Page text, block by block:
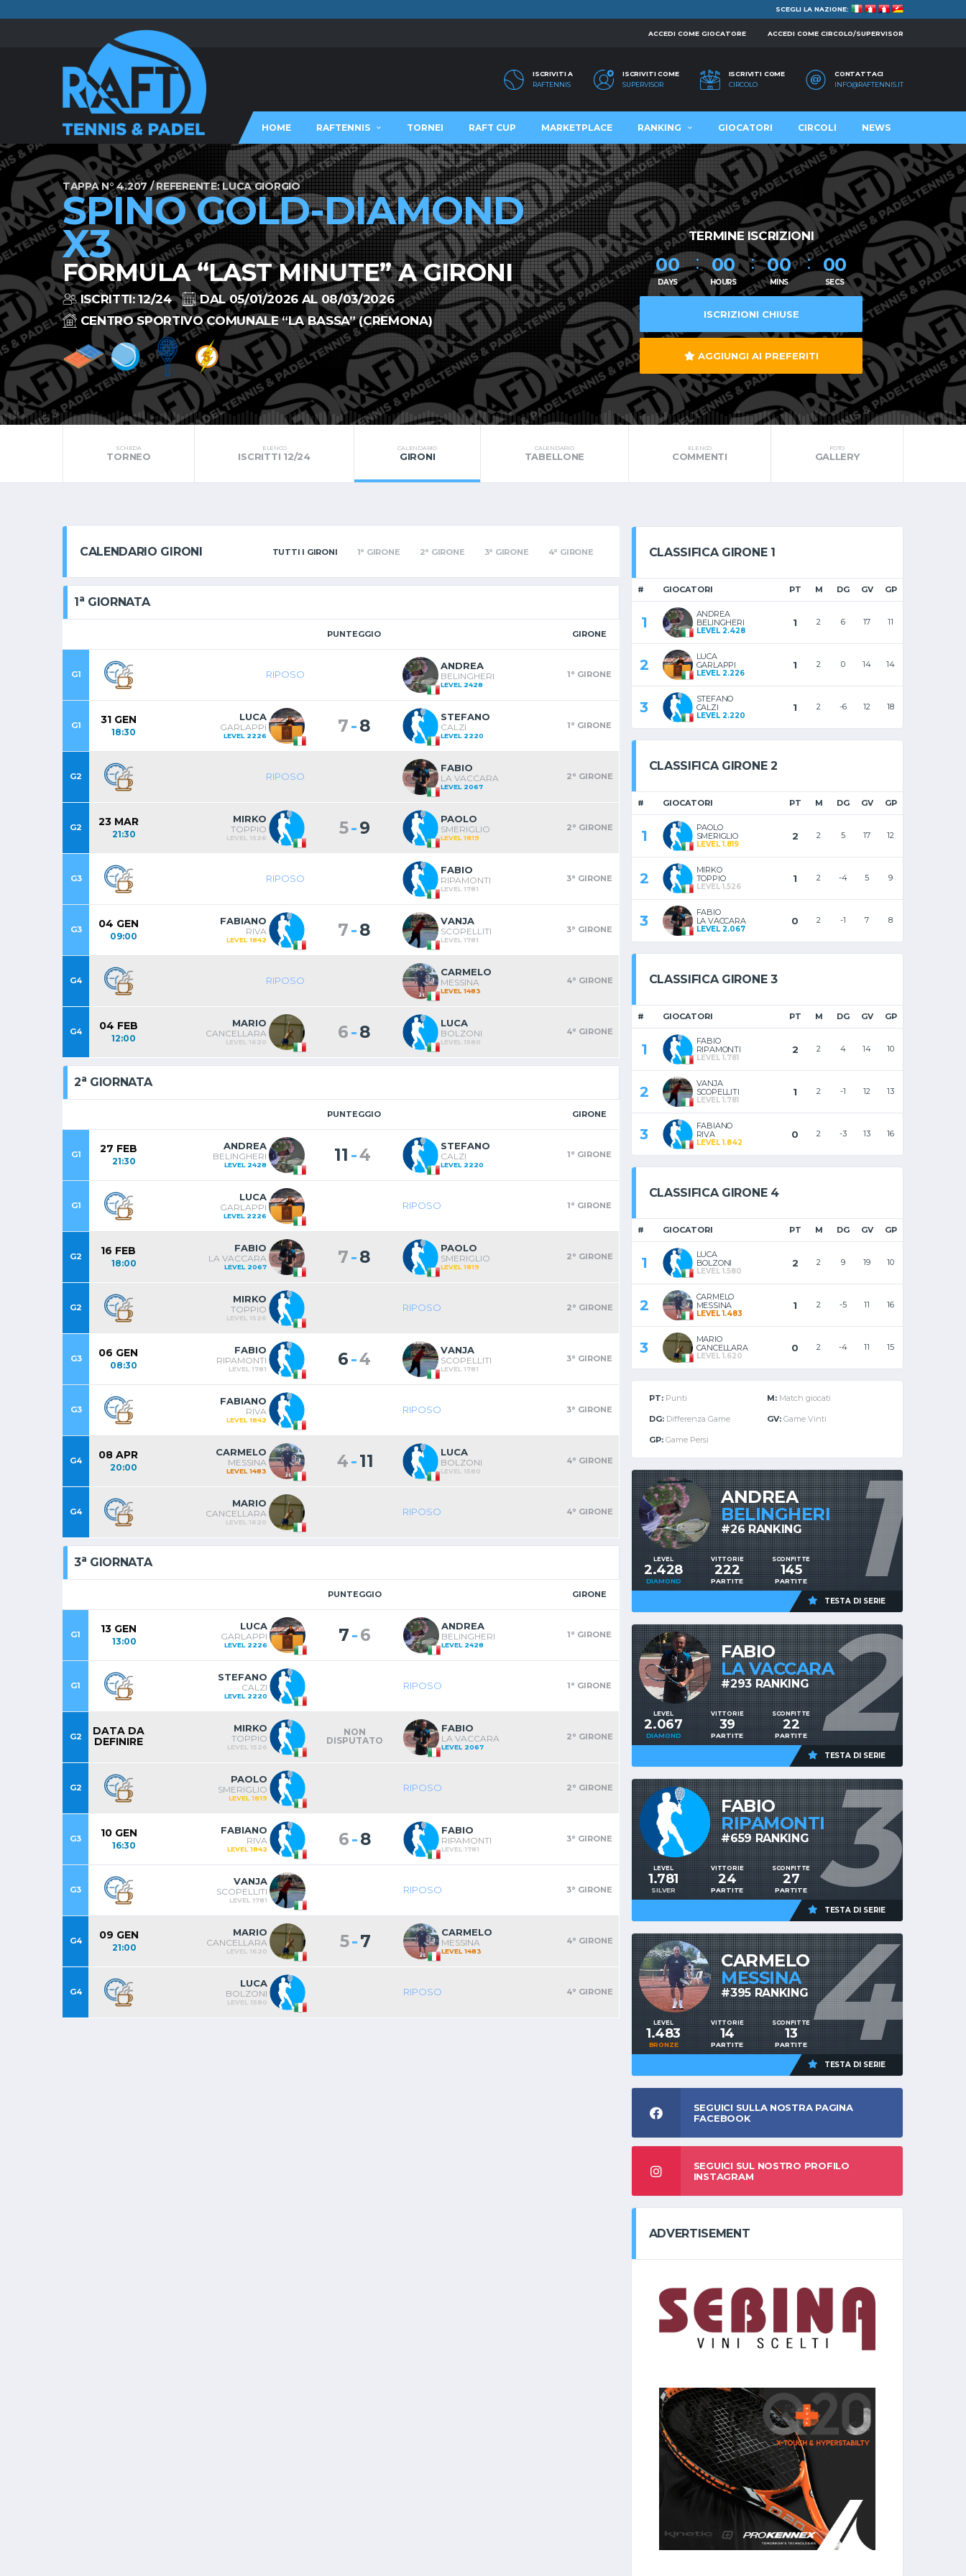
SCEGLI LA NAZIONE:
ACCEDI COME GIOCATORE ACCEDI COME CIRCOLO/SUPERVISOR
ISCRIVITI A
RAFTENNIS
ISCRIVITI COME
SUPERVISOR
ISCRIVITI COME
CIRCOLO
CONTATTACI
INFO@RAFTENNIS.IT
HOME RAFTENNIS TORNEI RAFT CUP MARKETPLACE RANKING GIOCATORI CIRCOLI NEWS
TAPPA N° 4.207 / REFERENTE: LUCA GIORGIO
SPINO GOLD-DIAMOND
X3
FORMULA “LAST MINUTE” A GIRONI
ISCRITTI: 12/24
DAL 05/01/2026 AL 08/03/2026
CENTRO SPORTIVO COMUNALE “LA BASSA” (CREMONA)
TERMINE ISCRIZIONI
00
DAYS
00
HOURS
00
MINS
00
SECS
ISCRIZIONI CHIUSE
AGGIUNGI AI PREFERITI
SCHEDA
TORNEO
ELENCO
ISCRITTI 12/24
CALENDARIO
GIRONI
CALENDARIO
TABELLONE
ELENCO
COMMENTI
FOTO
GALLERY
CALENDARIO GIRONI TUTTI I GIRONI 1° GIRONE 2° GIRONE 3° GIRONE 4° GIRONE
1a GIORNATA
PUNTEGGIO GIRONE
G1 RIPOSO
ANDREA
BELINGHERI
LEVEL 2428
1° GIRONE
G1 31 GEN
18:30
LUCA
GARLAPPI
LEVEL 2226 7-8 STEFANO
CALZI
LEVEL 2220
1° GIRONE
G2 RIPOSO
FABIO
LA VACCARA
LEVEL 2067
2° GIRONE
G2 23 MAR
21:30
MIRKO
TOPPIO
LEVEL 1526 5-9 PAOLO
SMERIGLIO
LEVEL 1819
2° GIRONE
G3 RIPOSO
FABIO
RIPAMONTI
LEVEL 1781
3° GIRONE
G3 04 GEN
09:00
FABIANO
RIVA
LEVEL 1842 7-8 VANJA
SCOPELLITI
LEVEL 1781
3° GIRONE
G4 RIPOSO
CARMELO
MESSINA
LEVEL 1483
4° GIRONE
G4 04 FEB
12:00
MARIO
CANCELLARA
LEVEL 1620 6-8 LUCA
BOLZONI
LEVEL 1580
4° GIRONE
2a GIORNATA
PUNTEGGIO GIRONE
G1 27 FEB
21:30
ANDREA
BELINGHERI
LEVEL 2428 11 -4 STEFANO
CALZI
LEVEL 2220
1° GIRONE
G1
LUCA
GARLAPPI
LEVEL 2226
RIPOSO 1° GIRONE
G2 16 FEB
18:00
FABIO
LA VACCARA
LEVEL 2067 7-8 PAOLO
SMERIGLIO
LEVEL 1819
2° GIRONE
G2
MIRKO
TOPPIO
LEVEL 1526
RIPOSO 2° GIRONE
G3 06 GEN
08:30
FABIO
RIPAMONTI
LEVEL 1781 6-4 VANJA
SCOPELLITI
LEVEL 1781
3° GIRONE
G3
FABIANO
RIVA
LEVEL 1842
RIPOSO 3° GIRONE
G4 08 APR
20:00
CARMELO
MESSINA
LEVEL 1483 4-11 LUCA
BOLZONI
LEVEL 1580
4° GIRONE
G4
MARIO
CANCELLARA
LEVEL 1620
RIPOSO 4° GIRONE
3a GIORNATA
PUNTEGGIO GIRONE
G1 13 GEN
13:00
LUCA
GARLAPPI
LEVEL 2226 7-6 ANDREA
BELINGHERI
LEVEL 2428
1° GIRONE
G1
STEFANO
CALZI
LEVEL 2220
RIPOSO 1° GIRONE
G2
DATA DA
DEFINIRE
MIRKO
TOPPIO
LEVEL 1526
NON
DISPUTATO
FABIO
LA VACCARA
LEVEL 2067
2° GIRONE
G2
PAOLO
SMERIGLIO
LEVEL 1819
RIPOSO 2° GIRONE
G3 10 GEN
16:30
FABIANO
RIVA
LEVEL 1842 6-8 FABIO
RIPAMONTI
LEVEL 1781
3° GIRONE
G3
VANJA
SCOPELLITI
LEVEL 1781
RIPOSO 3° GIRONE
G4 09 GEN
21:00
MARIO
CANCELLARA
LEVEL 1620 5-7 CARMELO
MESSINA
LEVEL 1483
4° GIRONE
G4
LUCA
BOLZONI
LEVEL 1580
RIPOSO 4° GIRONE
CLASSIFICA GIRONE 1
# GIOCATORI PT M DG GV GP
1
ANDREA
BELINGHERI
LEVEL 2.428
1 2 6 17 11
2
LUCA
GARLAPPI
LEVEL 2.226
1 2 0 14 14
3
STEFANO
CALZI
LEVEL 2.220
1 2 -6 12 18
CLASSIFICA GIRONE 2
# GIOCATORI PT M DG GV GP
1
PAOLO
SMERIGLIO
LEVEL 1.819
2 2 5 17 12
2
MIRKO
TOPPIO
LEVEL 1.526
1 2 -4 5 9
3
FABIO
LA VACCARA
LEVEL 2.067
0 2 -1 7 8
CLASSIFICA GIRONE 3
# GIOCATORI PT M DG GV GP
1
FABIO
RIPAMONTI
LEVEL 1.781
2 2 4 14 10
2
VANJA
SCOPELLITI
LEVEL 1.781
1 2 -1 12 13
3
FABIANO
RIVA
LEVEL 1.842
0 2 -3 13 16
CLASSIFICA GIRONE 4
# GIOCATORI PT M DG GV GP
1
LUCA
BOLZONI
LEVEL 1.580
2 2 9 19 10
2
CARMELO
MESSINA
LEVEL 1.483
1 2 -5 11 16
3
MARIO
CANCELLARA
LEVEL 1.620
0 2 -4 11 15
PT:Punti M: Match giocati
DG:Differenza Game GV: Game Vinti
GP:Game Persi
1
ANDREA
BELINGHERI
#26 RANKING
LEVEL
2.428
DIAMOND
VITTORIE
222
PARTITE
SCONFITTE
145
PARTITE
TESTA DI SERIE
2
FABIO
LA VACCARA
#293 RANKING
LEVEL
2.067
DIAMOND
VITTORIE
39
PARTITE
SCONFITTE
22
PARTITE
TESTA DI SERIE
3
FABIO
RIPAMONTI
#659 RANKING
LEVEL
1.781
SILVER
VITTORIE
24
PARTITE
SCONFITTE
27
PARTITE
TESTA DI SERIE
4
CARMELO
MESSINA
#395 RANKING
LEVEL
1.483
BRONZE
VITTORIE
14
PARTITE
SCONFITTE
13
PARTITE
TESTA DI SERIE
SEGUICI SULLA NOSTRA PAGINA
FACEBOOK
SEGUICI SUL NOSTRO PROFILO
INSTAGRAM
ADVERTISEMENT